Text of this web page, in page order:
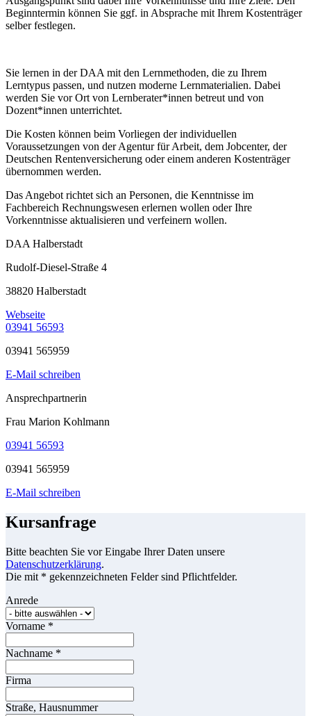
Beginntermin können Sie ggf. in Absprache mit Ihrem Kostenträger
selber festlegen.
Sie lernen in der DAA mit den Lernmethoden, die zu Ihrem
Lerntypus passen, und nutzen moderne Lernmaterialien. Dabei
werden Sie vor Ort von Lernberater*innen betreut und von
Dozent*innen unterrichtet.
Die Kosten können beim Vorliegen der individuellen
Voraussetzungen von der Agentur für Arbeit, dem Jobcenter, der
Deutschen Rentenversicherung oder einem anderen Kostenträger
übernommen werden.
Das Angebot richtet sich an Personen, die Kenntnisse im
Fachbereich Rechnungswesen erlernen wollen oder Ihre
Vorkenntnisse aktualisieren und verfeinern wollen.
DAA Halberstadt
Rudolf-Diesel-Straße 4
38820 Halberstadt
Webseite
03941 56593
03941 565959
E-Mail schreiben
Ansprechpartnerin
Frau Marion Kohlmann
03941 56593
03941 565959
E-Mail schreiben
Kursanfrage
Bitte beachten Sie vor Eingabe Ihrer Daten unsere
Datenschutzerklärung.
Die mit * gekennzeichneten Felder sind Pflichtfelder.
Anrede
Vorname *
Nachname *
Firma
Straße, Hausnummer